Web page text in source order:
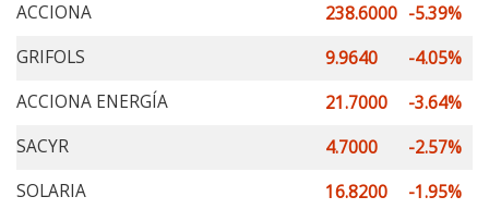
ACCIONA 238.6000 -5.39%
GRIFOLS
9.9640
-4.05%
ACCIONA ENERGÍA
21.7000
-3.64%
SACYR
4.7000
-2.57%
SOLARIA
16.8200 -1.95%